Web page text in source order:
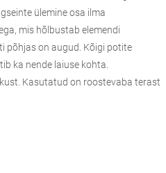
ülemine osa ilma
mis hõlbustab elemendi
põhjas on augud. Kõigi potite
ka nende laiuse kohta.
Kasutatud on roostevaba terast